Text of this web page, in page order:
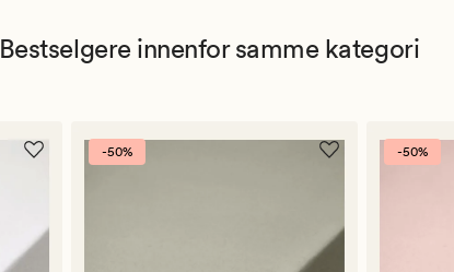
Bestselgere innenfor samme kategori
-50% -50%